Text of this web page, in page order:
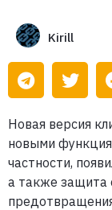
Kirill
Новая версия
новыми
частности,
а также защита